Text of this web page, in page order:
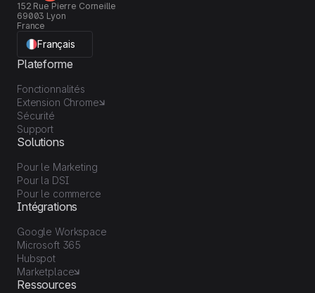
152 Rue Pierre Corneille
69003 Lyon
France
Français
Plateforme
Fonctionnalités
Extension Chrome
Sécurité
Support
Solutions
Pour le Marketing
Pour la DSI
Pour le commerce
Intégrations
Google Workspace
Microsoft 365
Hubspot
Marketplace
Ressources